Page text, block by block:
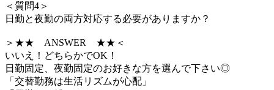
＜質問4＞
日勤と夜勤の両方対応する必要がありますか？
＞★★ ANSWER ★★＜
いいえ！どちらかでOK！
日勤固定、夜勤固定のお好きな方を選んで下さい◎
「交替勤務は生活リズムが心配」